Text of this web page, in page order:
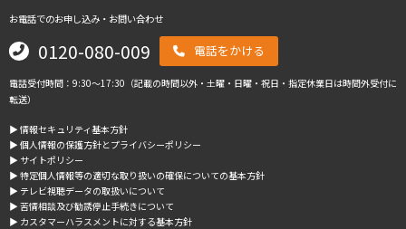
お電話でのお申し込み・お問い合わせ
0120-080-009 電話をかける
電話受付時間：9:30～17:30（記載の時間以外・土曜・日曜・祝日・指定休業日は時間外受付に
転送）
▶︎ 情報セキュリティ基本方針
▶︎ 個人情報の保護方針とプライバシーポリシー
▶︎ サイトポリシー
▶︎ 特定個人情報等の適切な取り扱いの確保についての基本方針
▶︎ テレビ視聴データの取扱いについて
▶︎ 苦情相談及び勧誘停止手続きについて
▶︎ カスタマーハラスメントに対する基本方針